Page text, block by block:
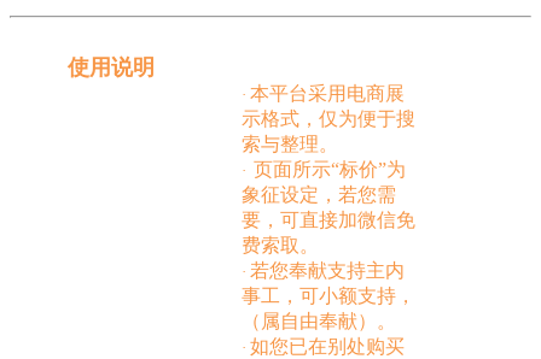
使用说明
· 本平台采用电商展
示格式，仅为便于搜
索与整理。
· 页面所示“标价”为
象征设定，若您需
要，可直接加微信免
费索取。
· 若您奉献支持主内
事工，可小额支持，
（属自由奉献）。
· 如您已在别处购买